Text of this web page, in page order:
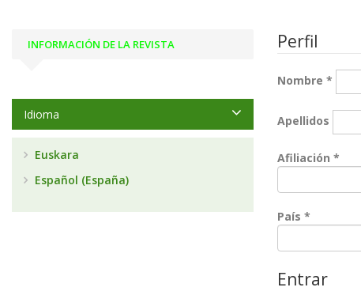
Perfil
Nombre *
Apellidos
Afiliación *
País *
Entrar
INFORMACIÓN DE LA REVISTA
Idioma
Euskara
Español (España)